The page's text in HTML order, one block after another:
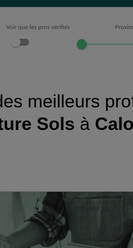
Voir que les pros vérifiés
meilleurs
Sols à